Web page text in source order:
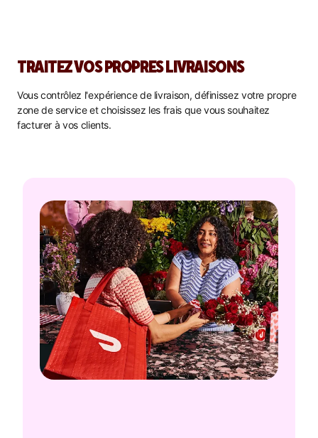
TRAITEZ VOS PROPRES LIVRAISONS
Vous contrôlez l'expérience de livraison, définissez votre propre
zone de service et choisissez les frais que vous souhaitez
facturer à vos clients.